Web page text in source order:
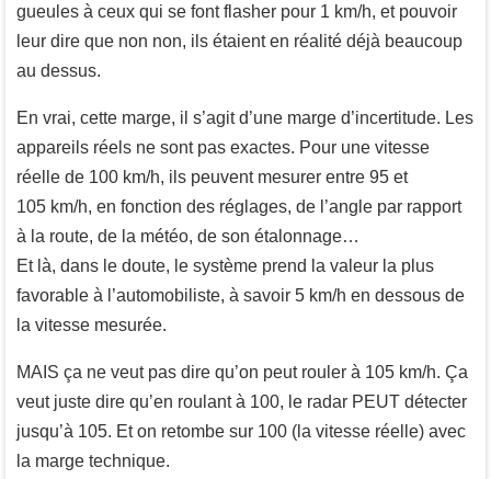
gueules à ceux qui se font flasher pour 1 km/h, et pouvoir
leur dire que non non, ils étaient en réalité déjà beaucoup
au dessus.
En vrai, cette marge, il s’agit d’une marge d’incertitude. Les
appareils réels ne sont pas exactes. Pour une vitesse
réelle de 100 km/h, ils peuvent mesurer entre 95 et
105 km/h, en fonction des réglages, de l’angle par rapport
à la route, de la météo, de son étalonnage…
Et là, dans le doute, le système prend la valeur la plus
favorable à l’automobiliste, à savoir 5 km/h en dessous de
la vitesse mesurée.
MAIS ça ne veut pas dire qu’on peut rouler à 105 km/h. Ça
veut juste dire qu’en roulant à 100, le radar PEUT détecter
jusqu’à 105. Et on retombe sur 100 (la vitesse réelle) avec
la marge technique.